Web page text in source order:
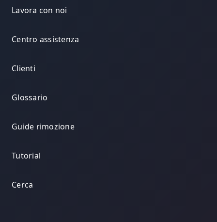
Lavora con noi
Centro assistenza
Clienti
Glossario
Guide rimozione
Tutorial
Cerca